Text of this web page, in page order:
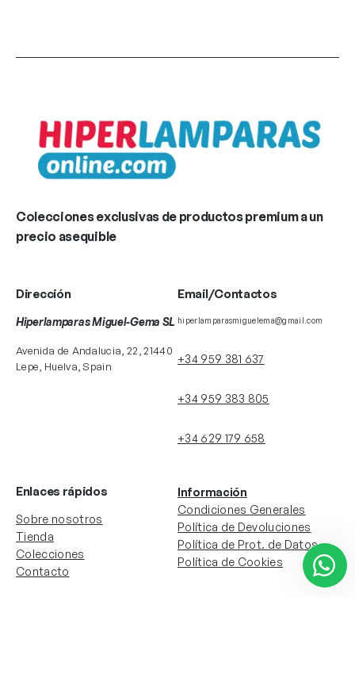
Colecciones exclusivas de productos premium a un
precio asequible
Dirección
Hiperlamparas Miguel-Gema SL
Avenida de Andalucia, 22, 21440
Lepe, Huelva, Spain
Email/Contactos
hiperlamparasmiguelema@gmail.com
+34 959 381 637
+34 959 383 805
+34 629 179 658
Enlaces rápidos
Sobre nosotros
Tienda
Colecciones
Contacto
Información
Condiciones Generales
Política de Devoluciones
Política de Prot. de Datos
Política de Cookies